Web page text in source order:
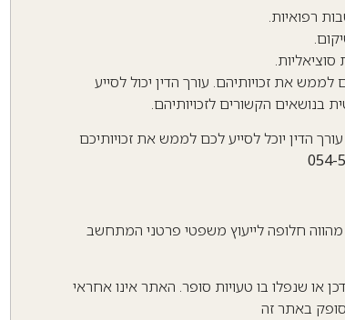
רפואיות.
לממש את זכויותיהם. עורך הדין יכול לסייע
הקשורים לזכויותיהם.
הדין יוכל לסייע לכם לממש את זכויותיכם
מהווה חלופה לייעוץ משפטי פרטני המתחשב
או שנפלו בו טעויות סופר. האתר אינו אחראי
באתר זה